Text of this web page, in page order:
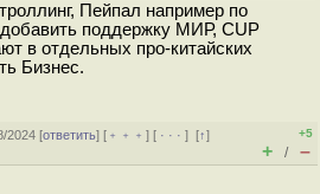
Пейпал например по
поддержку МИР, CUP
в отдельных про-китайских
Бизнес.
2024 [ответить] [ ﹢﹢﹢] [ · · ·][↑]
+5
+ / –